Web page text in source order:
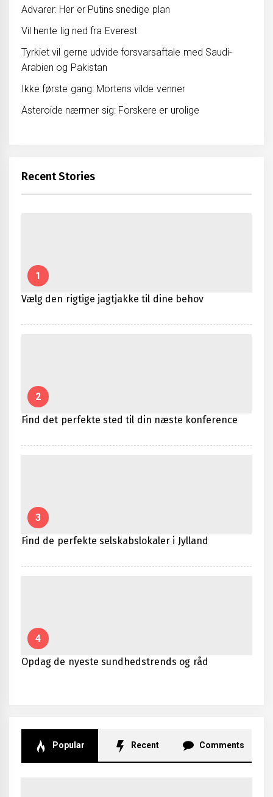
Advarer: Her er Putins snedige plan
Vil hente lig ned fra Everest
Tyrkiet vil gerne udvide forsvarsaftale med Saudi-
Arabien og Pakistan
Ikke første gang: Mortens vilde venner
Asteroide nærmer sig: Forskere er urolige
Recent Stories
1
Vælg den rigtige jagtjakke til dine behov
2
Find det perfekte sted til din næste konference
3
Find de perfekte selskabslokaler i Jylland
4
Opdag de nyeste sundhedstrends og råd
Popular Recent Comments